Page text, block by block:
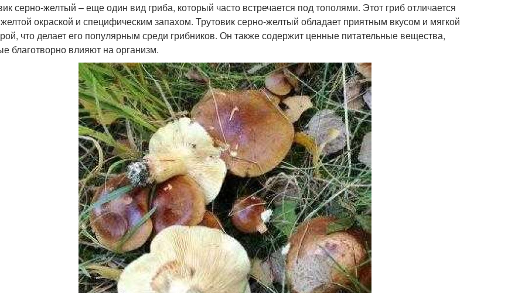
серно-желтый – еще один вид гриба, который часто встречается под тополями. Этот гриб отличается
окраской и специфическим запахом. Трутовик серно-желтый обладает приятным вкусом и мягкой
что делает его популярным среди грибников. Он также содержит ценные питательные вещества,
благотворно влияют на организм.